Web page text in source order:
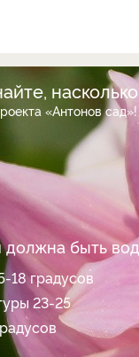
«Антонов сад»!
быть
18 градусов
23-25